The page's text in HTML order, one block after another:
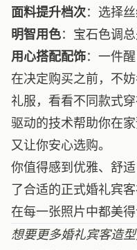
面料提升档次：选择
明智用色：宝石色调
用心搭配配饰：一件
在决定购买之前，不
礼服，看看不同款式
驱动的技术帮助你在
又让你安心选购。
你值得感到优雅、舒
了合适的正式婚礼宾
在每一张照片中都美得
想要更多婚礼宾客造